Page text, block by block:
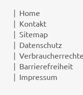
Home
Kontakt
Sitemap
Datenschutz
Verbraucherrechte
Barrierefreiheit
Impressum